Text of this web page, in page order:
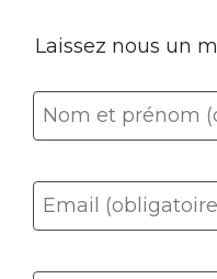
Laissez nous un